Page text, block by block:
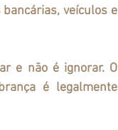
veículos e
e não é ignorar. O
é legalmente